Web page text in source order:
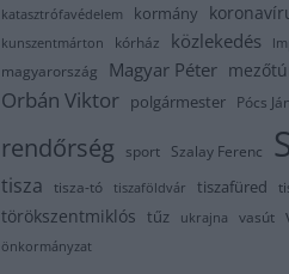
katasztrófavédelem kormány
kunszentmárton
kórház közlekedés
magyarország Magyar Péter
Orbán Viktor polgármester Pócs
rendőrség sport Szalay Ferenc
tisza tisza-tó tiszaföldvár tiszafüred
törökszentmiklós tűz ukrajna vasút
önkormányzat